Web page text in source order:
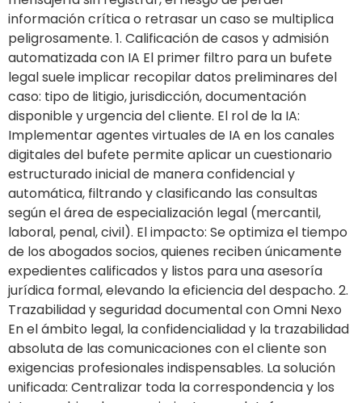
información crítica o retrasar un caso se multiplica
peligrosamente. 1. Calificación de casos y admisión
automatizada con IA El primer filtro para un bufete
legal suele implicar recopilar datos preliminares del
caso: tipo de litigio, jurisdicción, documentación
disponible y urgencia del cliente. El rol de la IA:
Implementar agentes virtuales de IA en los canales
digitales del bufete permite aplicar un cuestionario
estructurado inicial de manera confidencial y
automática, filtrando y clasificando las consultas
según el área de especialización legal (mercantil,
laboral, penal, civil). El impacto: Se optimiza el tiempo
de los abogados socios, quienes reciben únicamente
expedientes calificados y listos para una asesoría
jurídica formal, elevando la eficiencia del despacho. 2.
Trazabilidad y seguridad documental con Omni Nexo
En el ámbito legal, la confidencialidad y la trazabilidad
absoluta de las comunicaciones con el cliente son
exigencias profesionales indispensables. La solución
unificada: Centralizar toda la correspondencia y los